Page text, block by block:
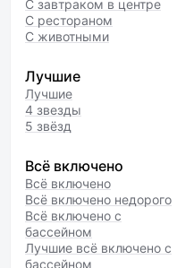
С завтраком в центре
С рестораном
С животными
Лучшие
Лучшие
4 звезды
5 звёзд
Всё включено
Всё включено
Всё включено недорого
Всё включено с
бассейном
Лучшие всё включено с
бассейном